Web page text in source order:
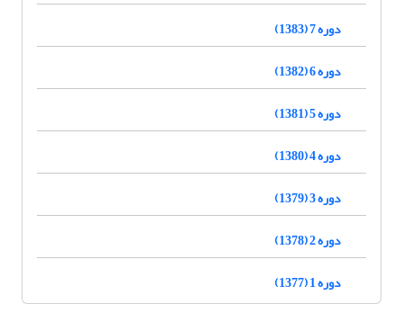
دوره 7 (1383)
دوره 6 (1382)
دوره 5 (1381)
دوره 4 (1380)
دوره 3 (1379)
دوره 2 (1378)
دوره 1 (1377)